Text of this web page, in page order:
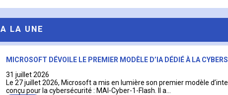
A LA UNE
MICROSOFT DÉVOILE LE PREMIER MODÈLE D’IA DÉDIÉ À LA
31 juillet 2026
Le 27 juillet 2026, Microsoft a mis en lumière son premier modèle
conçu pour la cybersécurité : MAI-Cyber-1-Flash. Il a...